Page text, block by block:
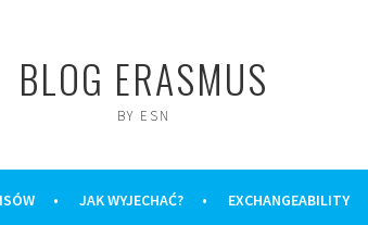
BLOG ERASMUS
BY ESN
JAK WYJECHAĆ? EXCHANGEABILITY